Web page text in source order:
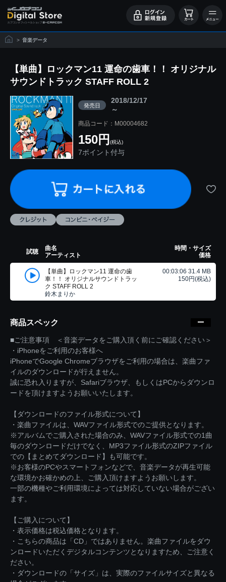
> 音楽データ
【単曲】ロックマン11 運命の歯車！！ オリジナル
サウンドトラック STAFF ROLL 2
発売日
2018/12/17
～
商品コード：M00004682
150円 (税込)
7ポイント付与
試聴
曲名
アーティスト
時間・サイズ
価格
【単曲】ロックマン11 運命の歯
車！！ オリジナルサウンドトラッ
ク STAFF ROLL 2
鈴木まりか
00:03:06 31.4 MB
150円(税込)
商品スペック
■ご注意事項 ＜音楽データをご購入頂く前にご確認ください＞
・iPhoneをご利用のお客様へ
iPhoneでGoogle Chromeブラウザをご利用の場合は、楽曲ファ
イルのダウンロードが行えません。
誠に恐れ入りますが、Safariブラウザ、もしくはPCからダウンロ
ードを頂けますようお願いいたします。
【ダウンロードのファイル形式について】
・楽曲ファイルは、WAVファイル形式でのご提供となります。
※アルバムでご購入された場合のみ、WAVファイル形式での1曲
毎のダウンロードだけでなく、MP3ファイル形式のZIPファイル
での【まとめてダウンロード】も可能です。
※お客様のPCやスマートフォンなどで、音楽データが再生可能
な環境かお確かめの上、ご購入頂けますようお願いします。
一部の機種やご利用環境によっては対応していない場合がござい
ます。
【ご購入について】
・表示価格は税込価格となります。
・こちらの商品は「CD」ではありません。楽曲ファイルをダウ
ンロードいただくデジタルコンテンツとなりますため、ご注意く
ださい。
・ダウンロードの「サイズ」は、実際のファイルサイズと異なる